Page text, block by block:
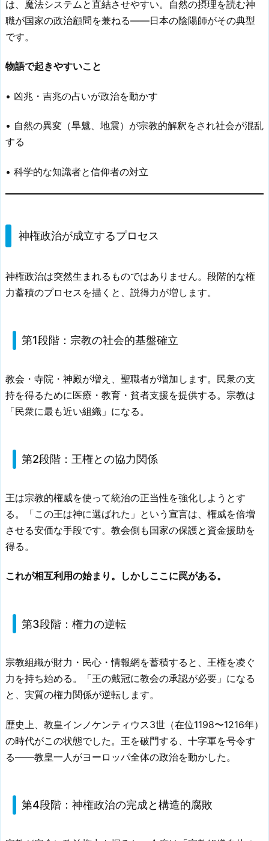
は、魔法システムと直結させやすい。自然の摂理を読む神
職が国家の政治顧問を兼ねる——日本の陰陽師がその典型
です。
物語で起きやすいこと
• 凶兆・吉兆の占いが政治を動かす
• 自然の異変（旱魃、地震）が宗教的解釈をされ社会が混乱
する
• 科学的な知識者と信仰者の対立
神権政治が成立するプロセス
神権政治は突然生まれるものではありません。段階的な権
力蓄積のプロセスを描くと、説得力が増します。
第1段階：宗教の社会的基盤確立
教会・寺院・神殿が増え、聖職者が増加します。民衆の支
持を得るために医療・教育・貧者支援を提供する。宗教は
「民衆に最も近い組織」になる。
第2段階：王権との協力関係
王は宗教的権威を使って統治の正当性を強化しようとす
る。「この王は神に選ばれた」という宣言は、権威を倍増
させる安価な手段です。教会側も国家の保護と資金援助を
得る。
これが相互利用の始まり。しかしここに罠がある。
第3段階：権力の逆転
宗教組織が財力・民心・情報網を蓄積すると、王権を凌ぐ
力を持ち始める。「王の戴冠に教会の承認が必要」になる
と、実質の権力関係が逆転します。
歴史上、教皇インノケンティウス3世（在位1198〜1216年）
の時代がこの状態でした。王を破門する、十字軍を号令す
る——教皇一人がヨーロッパ全体の政治を動かした。
第4段階：神権政治の完成と構造的腐敗